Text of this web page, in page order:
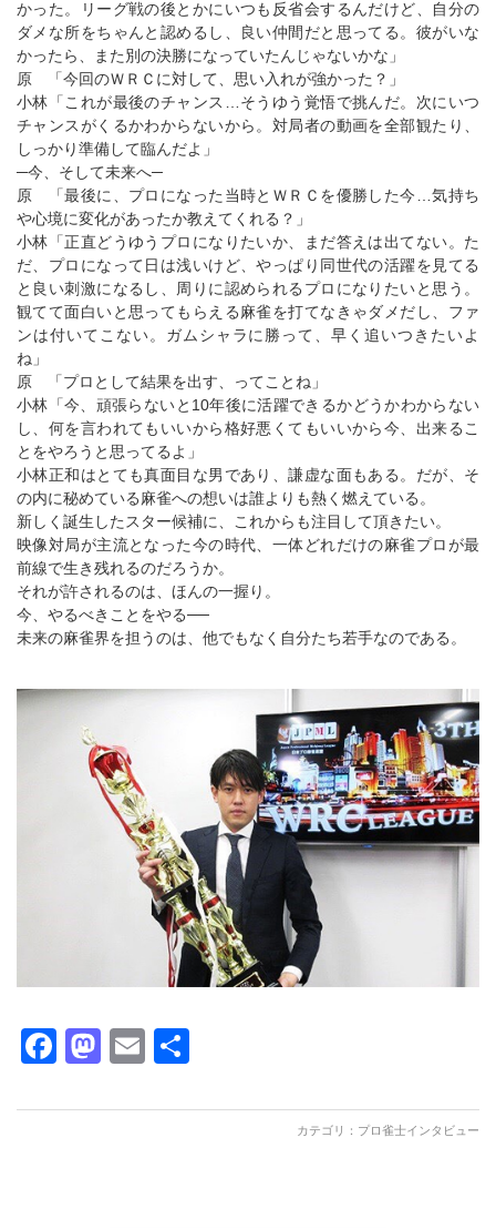
かった。リーグ戦の後とかにいつも反省会するんだけど、自分の
ダメな所をちゃんと認めるし、良い仲間だと思ってる。彼がいな
かったら、また別の決勝になっていたんじゃないかな」
原 「今回のＷＲＣに対して、思い入れが強かった？」
小林「これが最後のチャンス…そうゆう覚悟で挑んだ。次にいつ
チャンスがくるかわからないから。対局者の動画を全部観たり、
しっかり準備して臨んだよ」
─今、そして未来へ─
原 「最後に、プロになった当時とＷＲＣを優勝した今…気持ち
や心境に変化があったか教えてくれる？」
小林「正直どうゆうプロになりたいか、まだ答えは出てない。た
だ、プロになって日は浅いけど、やっぱり同世代の活躍を見てる
と良い刺激になるし、周りに認められるプロになりたいと思う。
観てて面白いと思ってもらえる麻雀を打てなきゃダメだし、ファ
ンは付いてこない。ガムシャラに勝って、早く追いつきたいよ
ね」
原 「プロとして結果を出す、ってことね」
小林「今、頑張らないと10年後に活躍できるかどうかわからない
し、何を言われてもいいから格好悪くてもいいから今、出来るこ
とをやろうと思ってるよ」
小林正和はとても真面目な男であり、謙虚な面もある。だが、そ
の内に秘めている麻雀への想いは誰よりも熱く燃えている。
新しく誕生したスター候補に、これからも注目して頂きたい。
映像対局が主流となった今の時代、一体どれだけの麻雀プロが最
前線で生き残れるのだろうか。
それが許されるのは、ほんの一握り。
今、やるべきことをやる──
未来の麻雀界を担うのは、他でもなく自分たち若手なのである。
Facebook
Mastodon
Email
カテゴリ： プロ雀士インタビュー